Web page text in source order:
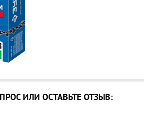
ИЛИ ОСТАВЬТЕ ОТЗЫВ: